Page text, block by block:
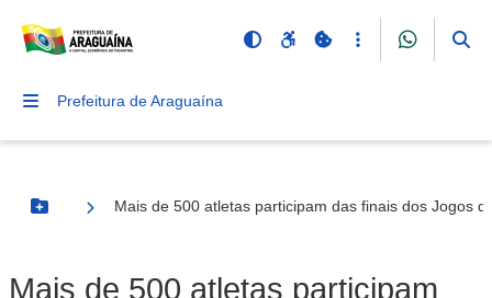
Prefeitura de Araguaína
Botão Menu
Mais de 500 atletas participam das finais dos Jogos
Mais de 500 atletas participam